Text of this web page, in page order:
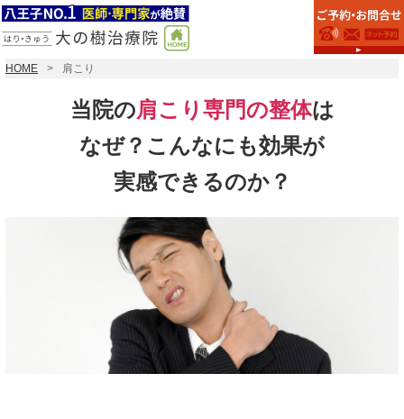
HOME 肩こり
当院の肩こり専門の整体は
なぜ？こんなにも効果が
実感できるのか？